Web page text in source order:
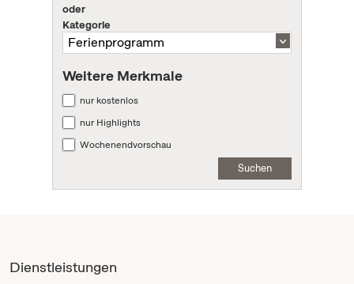
oder
Kategorie
Weitere Merkmale
nur kostenlos
nur Highlights
Wochenendvorschau
Suchen
Dienstleistungen